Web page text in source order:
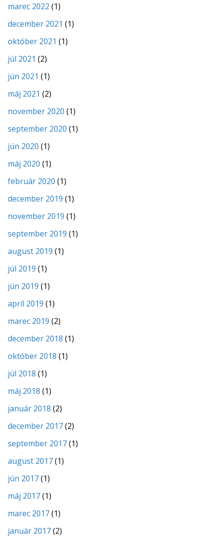
marec 2022 (1)
december 2021 (1)
október 2021 (1)
júl 2021 (2)
jún 2021 (1)
máj 2021 (2)
november 2020 (1)
september 2020 (1)
jún 2020 (1)
máj 2020 (1)
február 2020 (1)
december 2019 (1)
november 2019 (1)
september 2019 (1)
august 2019 (1)
júl 2019 (1)
jún 2019 (1)
apríl 2019 (1)
marec 2019 (2)
december 2018 (1)
október 2018 (1)
júl 2018 (1)
máj 2018 (1)
január 2018 (2)
december 2017(2)
september 2017(1)
august 2017(1)
jún 2017(1)
máj 2017(1)
marec 2017(1)
január 2017(2)